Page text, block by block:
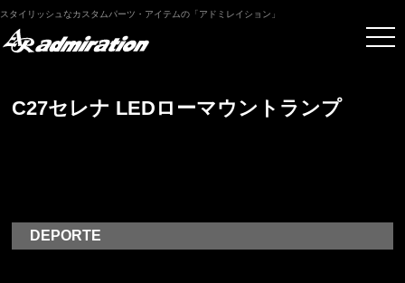
スタイリッシュなカスタムパーツ・アイテムの「アドミレイション」
C27セレナ LEDローマウントランプ
DEPORTE